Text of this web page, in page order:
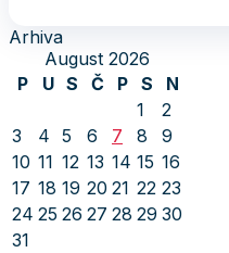
Arhiva
August 2026
P
U S Č P S
N
1
2
3
4 5 6 7 8
9
10 11 12 13 14 15 16
17 18 19 20 21 22 23
24 25 26 27 28 29 30
31